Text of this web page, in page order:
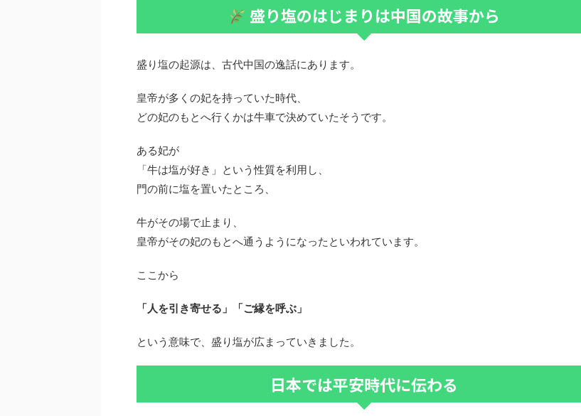
盛り塩のはじまりは中国の故事から
盛り塩の起源は、古代中国の逸話にあります。
皇帝が多くの妃を持っていた時代、
どの妃のもとへ行くかは牛車で決めていたそうです。
ある妃が
「牛は塩が好き」という性質を利用し、
門の前に塩を置いたところ、
牛がその場で止まり、
皇帝がその妃のもとへ通うようになったといわれています。
ここから
「人を引き寄せる」「ご縁を呼ぶ」
という意味で、盛り塩が広まっていきました。
日本では平安時代に伝わる